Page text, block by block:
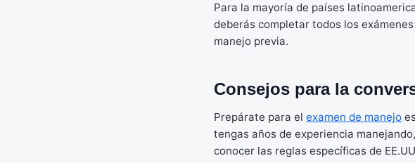
Para la mayoría de países
deberás completar todos los
manejo previa.
Consejos para la
Prepárate para el examen de manejo
tengas años de experiencia
conocer las reglas específicas de